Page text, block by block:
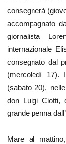
consegnerà
accompagnato
giornalista
internazionale
consegnato dal
(mercoledì 17).
(sabato 20),
don Luigi Ciotti,
grande penna
Mare al